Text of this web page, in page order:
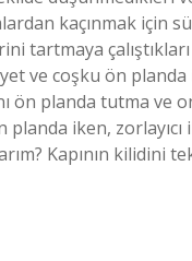
kaçınmak için
tartmaya
ve coşku ön
ön planda tutma ve
iken,
Kapının kilidini